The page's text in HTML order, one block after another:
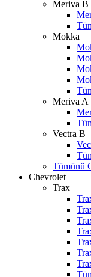
Meriva B
Mokka
Meriva A
Vectra B
Tümünü
Chevrolet
Trax